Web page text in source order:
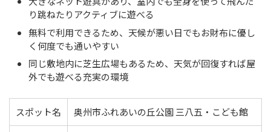
り跳ねたりアクティブに遊べる
無料で利用できるため、天候が悪い日でもお財布に優し
く何度でも通いやすい
同じ敷地内に芝生広場もあるため、天気が回復すれば屋
外でも遊べる充実の環境
スポット名 奥州市ふれあいの丘公園 三八五・こども館